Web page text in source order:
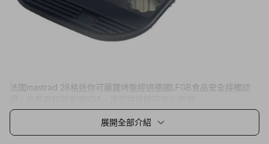
展開全部介紹
法國mastrad 28格迷你可麗露烤盤經過德國LFGB食品安全接觸認